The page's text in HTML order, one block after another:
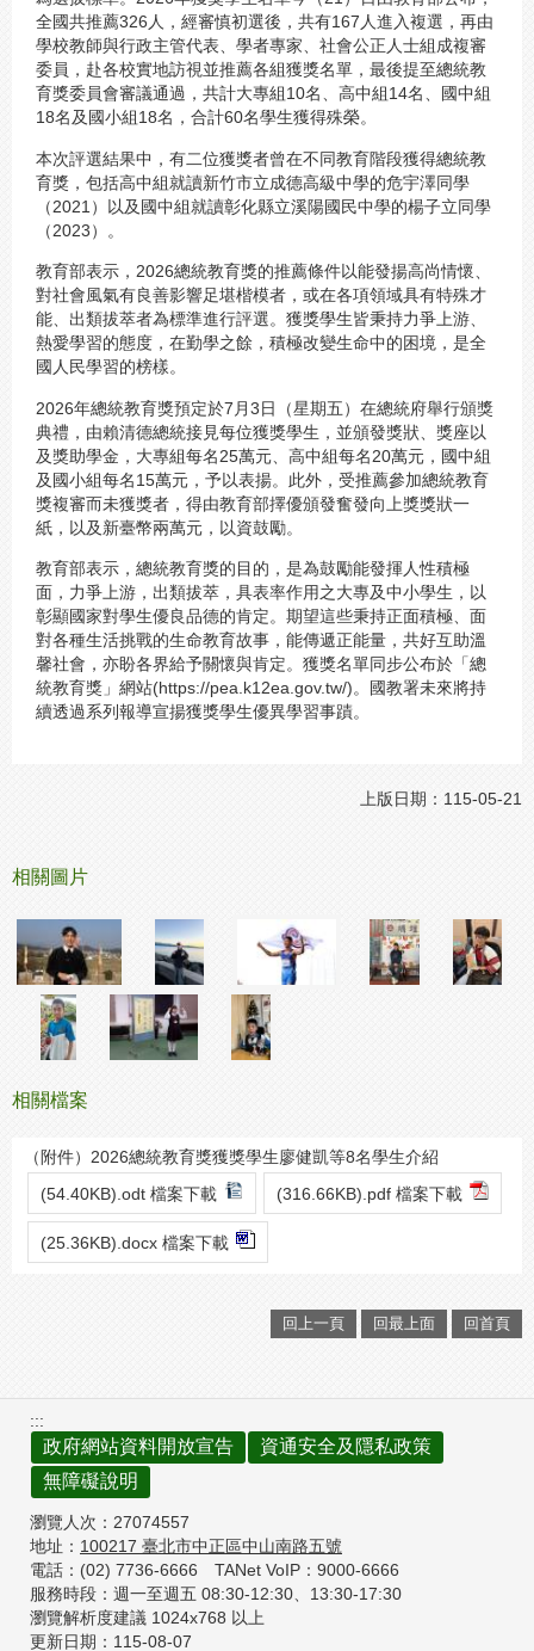
全國共推薦326人，經審慎初選後，共有167人進入複選，再由
學校教師與行政主管代表、學者專家、社會公正人士組成複審
委員，赴各校實地訪視並推薦各組獲獎名單，最後提至總統教
育獎委員會審議通過，共計大專組10名、高中組14名、國中組
18名及國小組18名，合計60名學生獲得殊榮。
本次評選結果中，有二位獲獎者曾在不同教育階段獲得總統教
育獎，包括高中組就讀新竹市立成德高級中學的危宇澤同學
（2021）以及國中組就讀彰化縣立溪陽國民中學的楊子立同學
（2023）。
教育部表示，2026總統教育獎的推薦條件以能發揚高尚情懷、
對社會風氣有良善影響足堪楷模者，或在各項領域具有特殊才
能、出類拔萃者為標準進行評選。獲獎學生皆秉持力爭上游、
熱愛學習的態度，在勤學之餘，積極改變生命中的困境，是全
國人民學習的榜樣。
2026年總統教育獎預定於7月3日（星期五）在總統府舉行頒獎
典禮，由賴清德總統接見每位獲獎學生，並頒發獎狀、獎座以
及獎助學金，大專組每名25萬元、高中組每名20萬元，國中組
及國小組每名15萬元，予以表揚。此外，受推薦參加總統教育
獎複審而未獲獎者，得由教育部擇優頒發奮發向上獎獎狀一
紙，以及新臺幣兩萬元，以資鼓勵。
教育部表示，總統教育獎的目的，是為鼓勵能發揮人性積極
面，力爭上游，出類拔萃，具表率作用之大專及中小學生，以
彰顯國家對學生優良品德的肯定。期望這些秉持正面積極、面
對各種生活挑戰的生命教育故事，能傳遞正能量，共好互助溫
馨社會，亦盼各界給予關懷與肯定。獲獎名單同步公布於「總
統教育獎」網站(https://pea.k12ea.gov.tw/)。國教署未來將持
續透過系列報導宣揚獲獎學生優異學習事蹟。
上版日期：115-05-21
相關圖片
相關檔案
（附件）2026總統教育獎獲獎學生廖健凱等8名學生介紹
(54.40KB).odt 檔案下載
(316.66KB).pdf 檔案下載
(25.36KB).docx 檔案下載
回上一頁 回最上面 回首頁
:::
政府網站資料開放宣告
資通安全及隱私政策
無障礙說明
瀏覽人次： 27074557
地址： 100217 臺北市中正區中山南路五號
電話：(02) 7736-6666 TANet VoIP：9000-6666
服務時段：週一至週五 08:30-12:30、 13:30-17:30
瀏覽解析度建議 1024x768 以上
更新日期： 115-08-07